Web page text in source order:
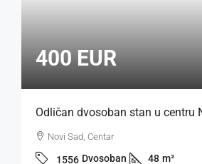
400 EUR
Odličan dvosoban stan u centru
Novi Sad, Centar
1556 Dvosoban 48 m²